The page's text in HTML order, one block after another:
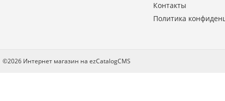
Контакты
Политика
©2026 Интернет магазин на ezCatalogCMS